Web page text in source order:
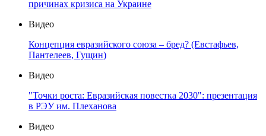
причинах кризиса на Украине
Видео
Концепция евразийского союза – бред? (Евстафьев,
Пантелеев, Гущин)
Видео
"Точки роста: Евразийская повестка 2030": презентация
в РЭУ им. Плеханова
Видео